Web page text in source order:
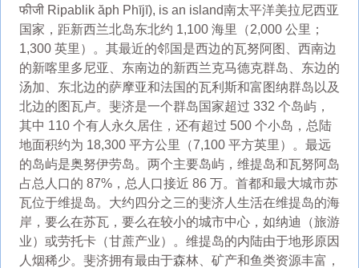
फीजी Ripablik ăph Phījī), is an island南太平洋美拉尼西亚
国家，距新西兰北岛东北约 1,100 海里（2,000 公里；
1,300 英里）。其最近的邻国是西边的瓦努阿图、西南边
的新喀里多尼亚、东南边的新西兰克马德克群岛、东边的
汤加、东北边的萨摩亚和法国的瓦利斯和富图纳群岛以及
北边的图瓦卢。斐济是一个群岛国家超过 332 个岛屿，
其中 110 个有人永久居住，还有超过 500 个小岛，总陆
地面积约为 18,300 平方公里（7,100 平方英里）。最远
的岛屿是奥努伊劳岛。两个主要岛屿，维提岛和瓦努阿岛
占总人口的 87%，总人口接近 86 万。首都和最大城市苏
瓦位于维提岛。大约四分之三的斐济人生活在维提岛的海
岸，要么在苏瓦，要么在较小的城市中心，如纳迪（旅游
业）或劳托卡（甘蔗产业）。维提岛的内陆由于地形原因
人烟稀少。斐济拥有最由于森林、矿产和鱼类资源丰富，